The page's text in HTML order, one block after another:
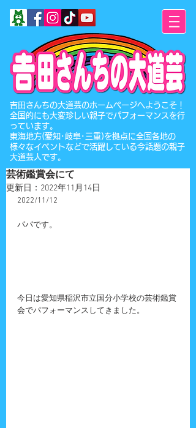
​吉田さんちの大道芸のホームページへようこそ！
全国的にも大変珍しい親子でパフォーマンスを行
っています。
東海地方(愛知･岐阜･三重)を拠点に全国各地の
様々なイベントなどで活躍している今話題の親子
大道芸人です。
芸術鑑賞会にて
更新日： 2022年11月14日
2022/11/12
パパです。
今日は愛知県稲沢市立国分小学校の芸術鑑賞
会でパフォーマンスしてきました。